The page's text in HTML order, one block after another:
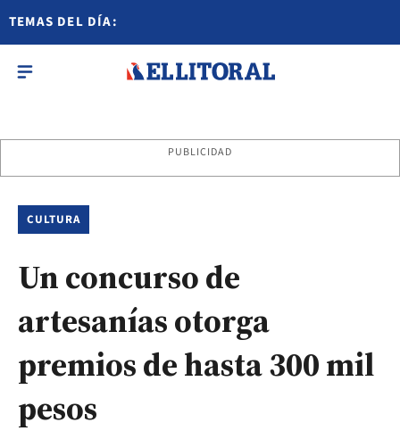
TEMAS DEL DÍA:
PUBLICIDAD
CULTURA
Un concurso de
artesanías otorga
premios de hasta 300 mil
pesos